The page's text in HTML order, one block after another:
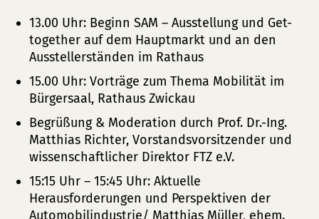
13.00 Uhr: Beginn SAM – Ausstellung und Get-
together auf dem Hauptmarkt und an den
Ausstellerständen im Rathaus
15.00 Uhr: Vorträge zum Thema Mobilität im
Bürgersaal, Rathaus Zwickau
Begrüßung & Moderation durch Prof. Dr.-Ing.
Matthias Richter, Vorstandsvorsitzender und
wissenschaftlicher Direktor FTZ e.V.
15:15 Uhr – 15:45 Uhr: Aktuelle
Herausforderungen und Perspektiven der
Automobilindustrie/ Matthias Müller, ehem.